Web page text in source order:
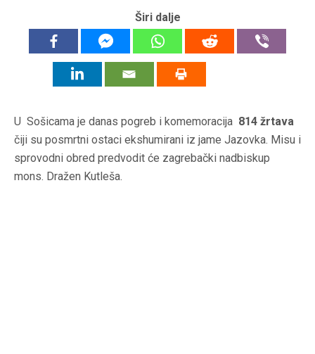
Širi dalje
U Sošicama je danas pogreb i komemoracija 814 žrtava
čiji su posmrtni ostaci ekshumirani iz jame Jazovka. Misu i
sprovodni obred predvodit će zagrebački nadbiskup
mons. Dražen Kutleša.